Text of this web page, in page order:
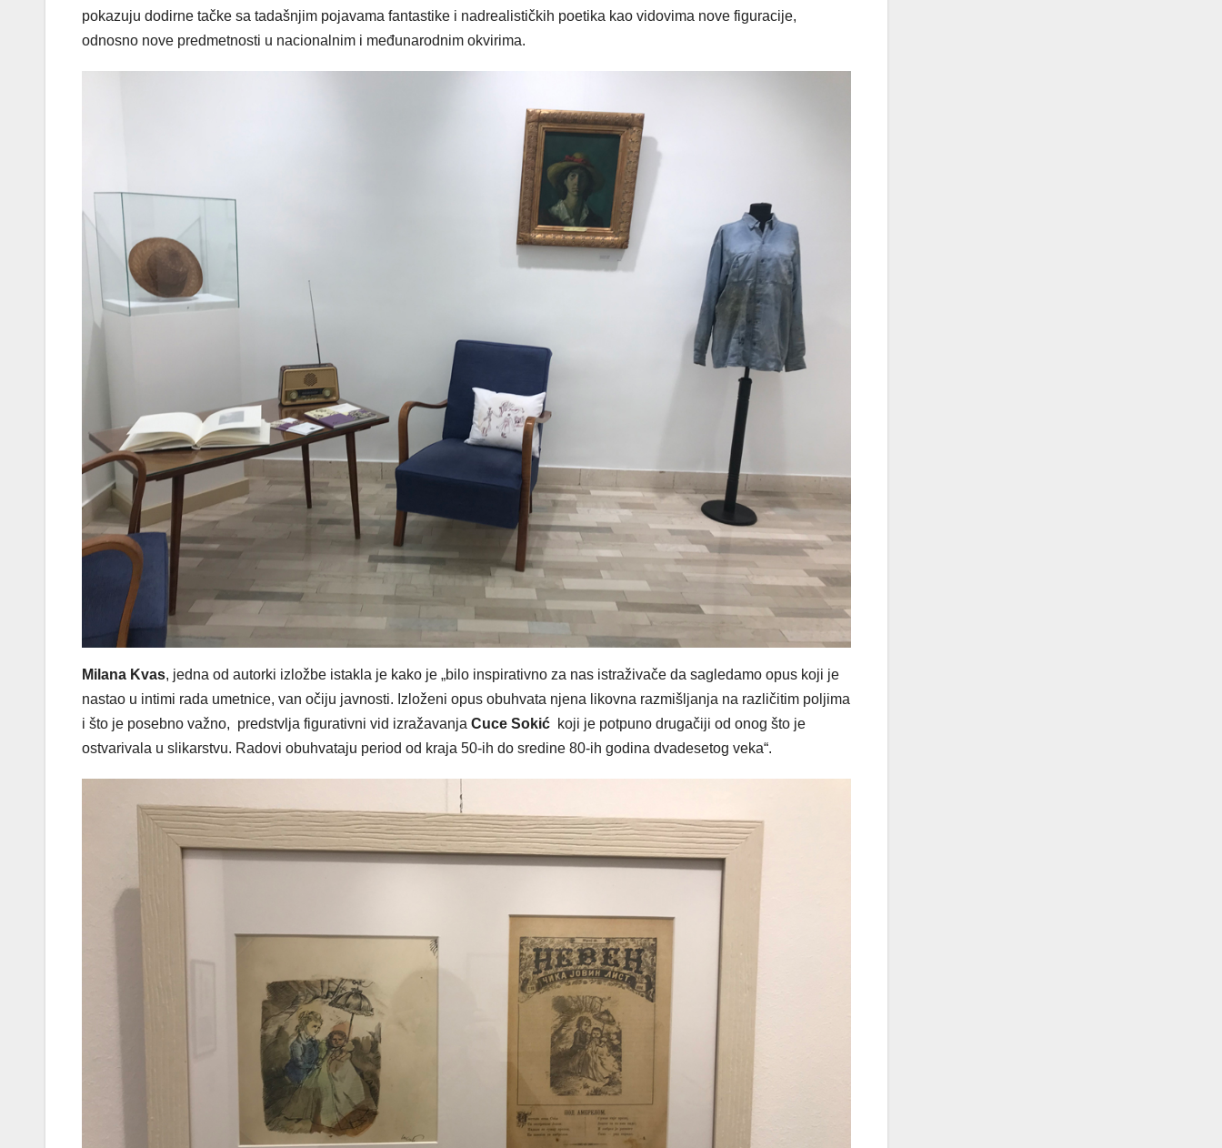
pokazuju dodirne tačke sa tadašnjim pojavama fantastike i nadrealističkih poetika kao vidovima nove figuracije,
odnosno nove predmetnosti u nacionalnim i međunarodnim okvirima.
Milana Kvas, jedna od autorki izložbe istakla je kako je „bilo inspirativno za nas istraživače da sagledamo opus koji je
nastao u intimi rada umetnice, van očiju javnosti. Izloženi opus obuhvata njena likovna razmišljanja na različitim poljima
i što je posebno važno, predstvlja figurativni vid izražavanja Cuce Sokić koji je potpuno drugačiji od onog što je
ostvarivala u slikarstvu. Radovi obuhvataju period od kraja 50-ih do sredine 80-ih godina dvadesetog veka“.